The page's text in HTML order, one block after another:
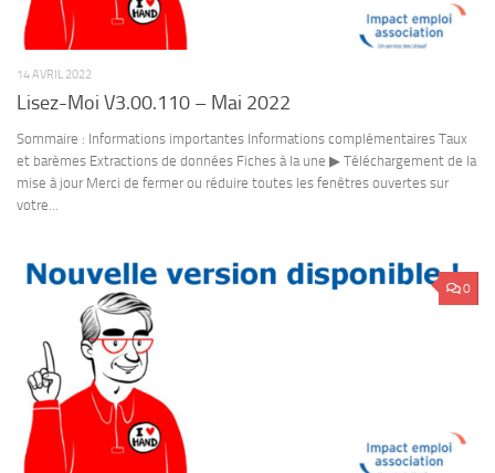
14 AVRIL 2022
Lisez-Moi V3.00.110 – Mai 2022
Sommaire : Informations importantes Informations complémentaires Taux
et barèmes Extractions de données Fiches à la une ▶ Téléchargement de la
mise à jour Merci de fermer ou réduire toutes les fenêtres ouvertes sur
votre...
0